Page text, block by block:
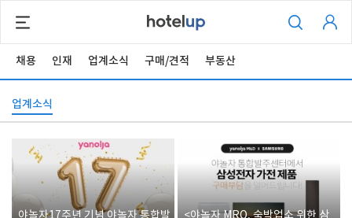
채용 인재 업계소식 구매/견적 부동산
업계소식